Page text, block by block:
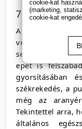
7. Javítja az
A
vegyületek
serkentik az
epét is
gyorsításában
székrekedés, a
még az
Tekintettel arra,
általános
cookie-kat
(marketing,
cookie-kat